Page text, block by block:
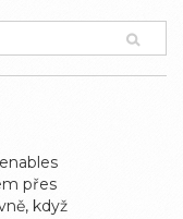
přes
když